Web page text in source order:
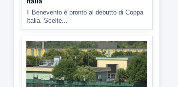
▶
Benevento Calcio: Le scelte di
Floro Flores per il debutto di Coppa
Italia
Il Benevento è pronto al debutto di Coppa
Italia. Scelte...